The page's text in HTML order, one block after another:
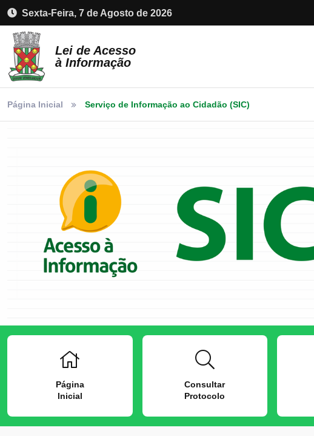
Sexta-Feira, 7 de Agosto de 2026
Lei de Acesso
à Informação
Página Inicial Serviço de Informação ao Cidadão (SIC)
Página
Inicial
Consultar
Protocolo